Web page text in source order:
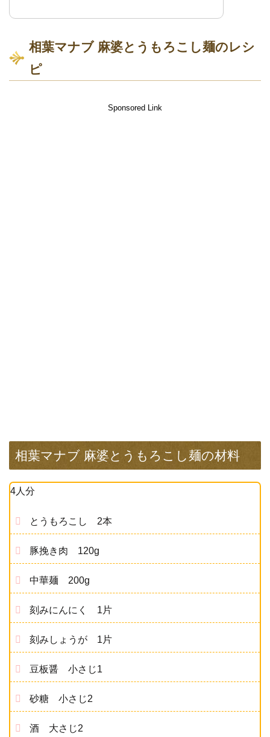
相葉マナブ 麻婆とうもろこし麺のレシ
ピ
Sponsored Link
相葉マナブ 麻婆とうもろこし麺の材料
4人分
とうもろこし 2本
豚挽き肉 120g
中華麺 200g
刻みにんにく 1片
刻みしょうが 1片
豆板醤 小さじ1
砂糖 小さじ2
酒 大さじ2